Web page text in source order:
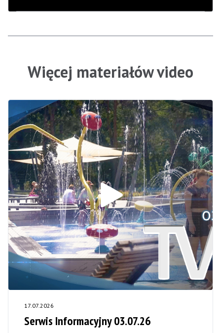
Więcej materiałów video
17.07.2026
Serwis Informacyjny 03.07.26